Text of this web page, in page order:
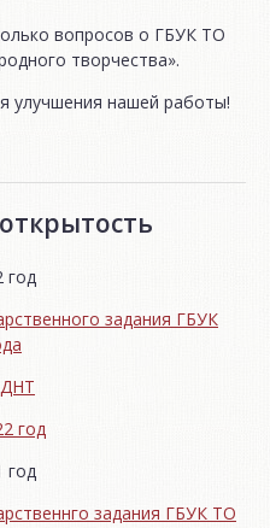
вопросов о ГБУК ТО
творчества».
улучшения нашей работы!
год
задания ГБУК
год
год
задания ГБУК ТО